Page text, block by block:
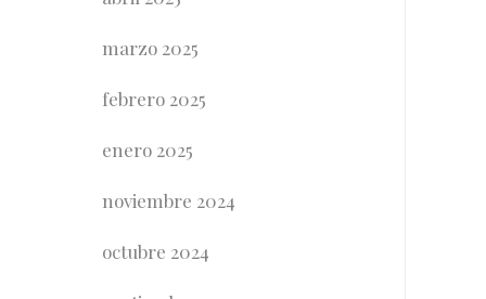
marzo 2025
febrero 2025
enero 2025
noviembre 2024
octubre 2024